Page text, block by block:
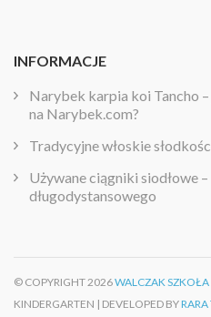
INFORMACJE
Narybek karpia koi Tancho
na Narybek.com?
Tradycyjne włoskie
Używane ciągniki siodłowe
długodystansowego
© COPYRIGHT 2026WALCZAK
KINDERGARTEN | DEVELOPED BY